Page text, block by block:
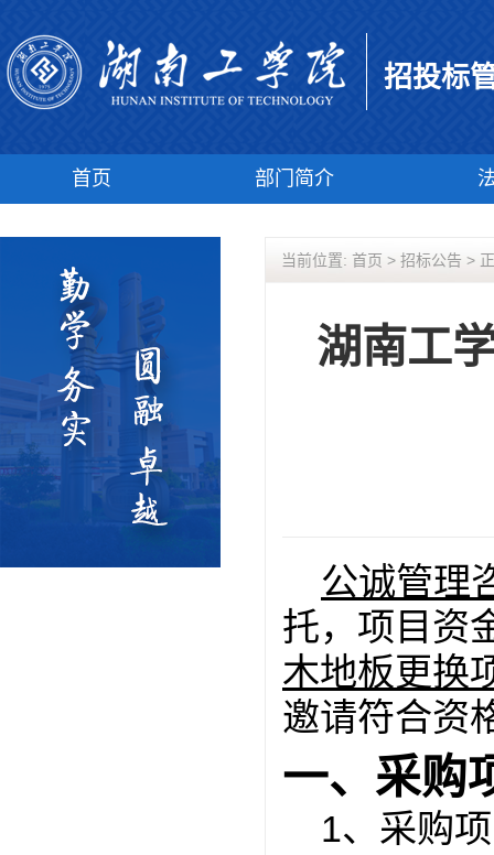
招投标
首页 部门简介
当前位置: 首页 > 招标公告 >
湖南工
公诚管理
托，项目资
木地板更换
邀请符合资
一、采购
1、采购